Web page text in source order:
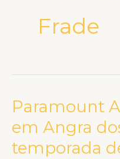
Frade
Paramount
em Angra
temporada
Paramount
Alfaiataria
chega
em